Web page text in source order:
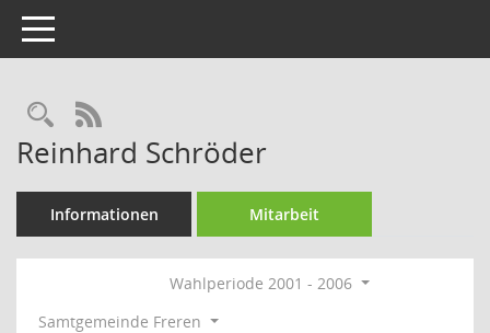
Toggle navigation
Rechercheauswahl
RSS-Feed
Reinhard Schröder
Informationen Mitarbeit
Wahlperiode 2001 - 2006
Samtgemeinde Freren